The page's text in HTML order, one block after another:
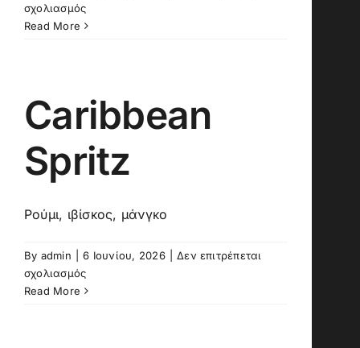
σχολιασμόςστο
Philippos
Read More
Caribbean
Spritz
Ρούμι, ιβίσκος, μάνγκο
By admin 6 Ιουνίου, 2026
Δεν επιτρέπεται
σχολιασμόςστο
Caribbean
Read More